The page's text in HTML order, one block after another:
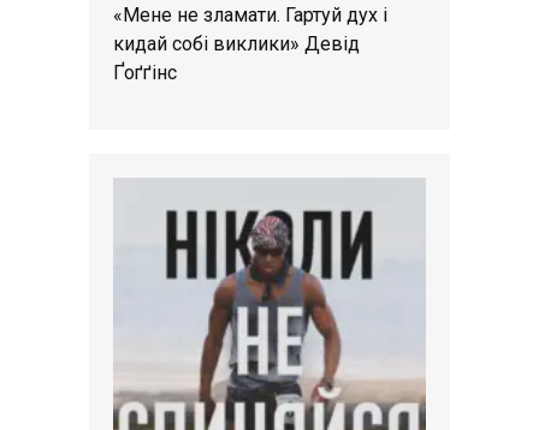
«Мене не зламати. Гартуй дух і
кидай собі виклики» Девід
Ґоґґінс